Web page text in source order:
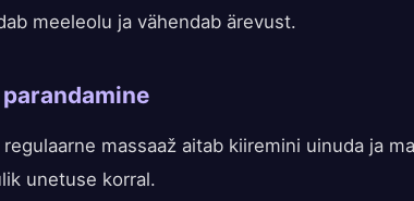
meeleolu ja vähendab ärevust.
massaaž aitab kiiremini uinuda ja
unetuse korral.